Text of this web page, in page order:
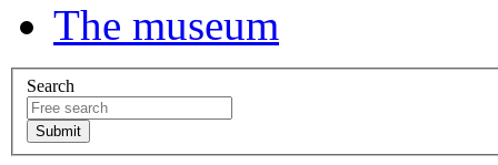
The museum
Search